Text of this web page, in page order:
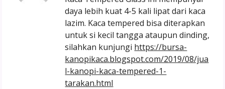
daya lebih kuat 4-5 kali lipat dari kaca
lazim. Kaca tempered bisa diterapkan
untuk si kecil tangga ataupun dinding,
silahkan kunjungi https://bursa-
kanopikaca.blogspot.com/2019/08/jua
l-kanopi-kaca-tempered-1-
tarakan.html